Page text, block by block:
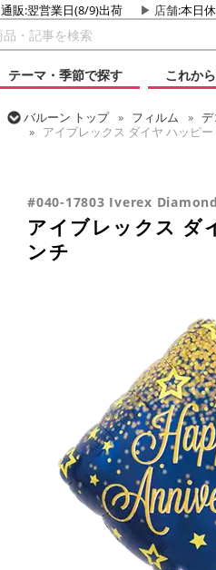
通販:翌営業日(8/9)出荷 店舗:本日
テーマ・季節で探す
これか
バルーン トップ フィルム デ
アイブレックス ダイヤ ハッピ
#040-17803 Iverex
アイブレックス ダ
ンチ